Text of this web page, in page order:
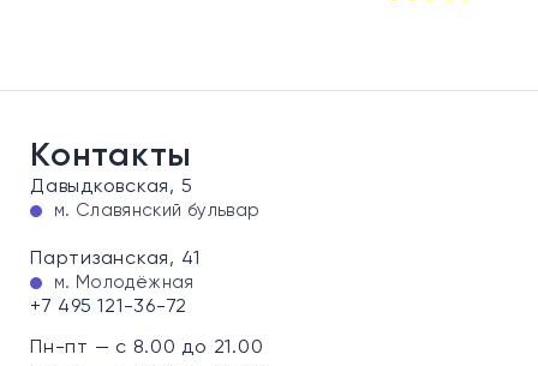
Контакты
Давыдковская, 5
м. Славянский бульвар
Партизанская, 41
м. Молодёжная
+7 495 121-36-72
Пн-пт — с 8.00 до 21.00